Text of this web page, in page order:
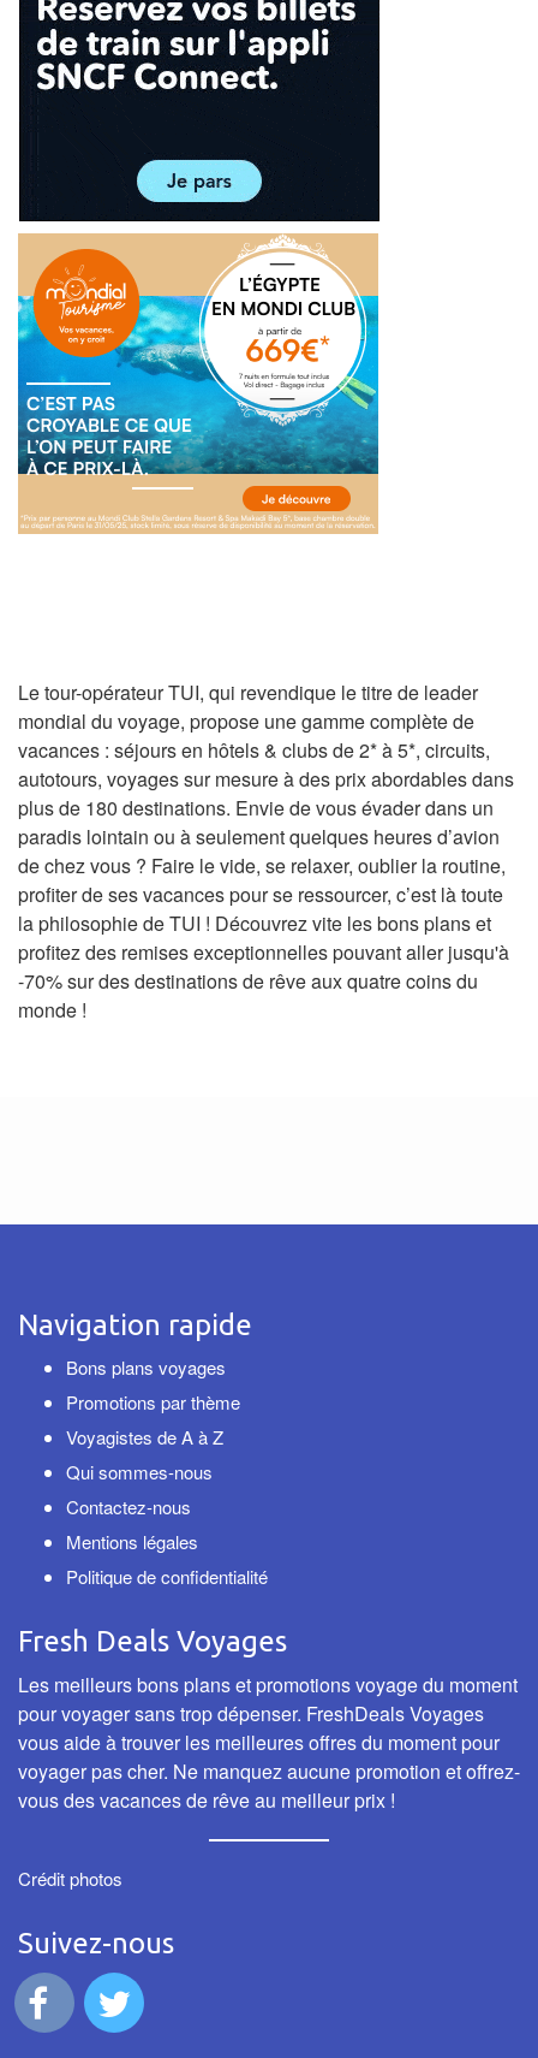
Le tour-opérateur TUI, qui revendique le titre de leader
mondial du voyage, propose une gamme complète de
vacances : séjours en hôtels & clubs de 2* à 5*, circuits,
autotours, voyages sur mesure à des prix abordables dans
plus de 180 destinations. Envie de vous évader dans un
paradis lointain ou à seulement quelques heures d’avion
de chez vous ? Faire le vide, se relaxer, oublier la routine,
profiter de ses vacances pour se ressourcer, c’est là toute
la philosophie de TUI ! Découvrez vite les bons plans et
profitez des remises exceptionnelles pouvant aller jusqu'à
-70% sur des destinations de rêve aux quatre coins du
monde !
Navigation rapide
Bons plans voyages
Promotions par thème
Voyagistes de A à Z
Qui sommes-nous
Contactez-nous
Mentions légales
Politique de confidentialité
Fresh Deals Voyages
Les meilleurs bons plans et promotions voyage du moment
pour voyager sans trop dépenser. FreshDeals Voyages
vous aide à trouver les meilleures offres du moment pour
voyager pas cher. Ne manquez aucune promotion et offrez-
vous des vacances de rêve au meilleur prix !
Crédit photos
Suivez-nous